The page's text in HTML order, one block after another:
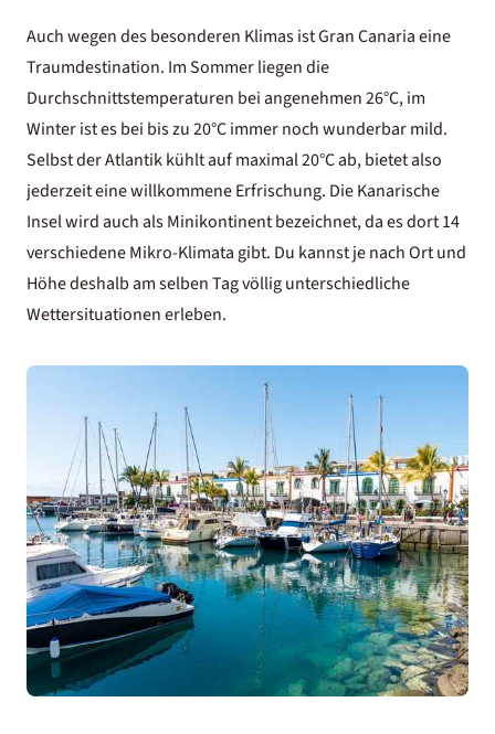
Auch wegen des besonderen Klimas ist Gran Canaria eine
Traumdestination. Im Sommer liegen die
Durchschnittstemperaturen bei angenehmen 26°C, im
Winter ist es bei bis zu 20°C immer noch wunderbar mild.
Selbst der Atlantik kühlt auf maximal 20°C ab, bietet also
jederzeit eine willkommene Erfrischung. Die Kanarische
Insel wird auch als Minikontinent bezeichnet, da es dort 14
verschiedene Mikro-Klimata gibt. Du kannst je nach Ort und
Höhe deshalb am selben Tag völlig unterschiedliche
Wettersituationen erleben.